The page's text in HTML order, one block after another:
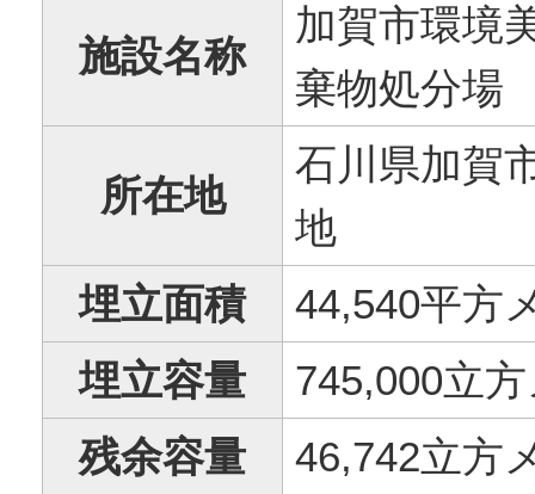
施設名称
加賀市環境
棄物処分場
所在地
石川県加賀
地
埋立面積
44,540平方
埋立容量
745,000立
残余容量
46,742立方